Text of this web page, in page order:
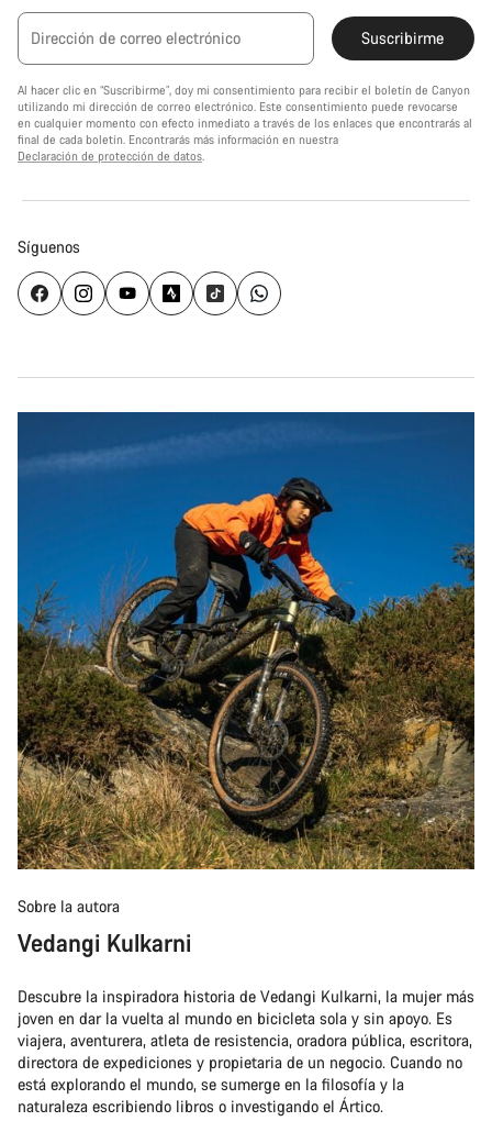
Dirección de correo electrónico Suscribirme
Al hacer clic en “Suscribirme”, doy mi consentimiento para recibir el boletín de Canyon
utilizando mi dirección de correo electrónico. Este consentimiento puede revocarse
en cualquier momento con efecto inmediato a través de los enlaces que encontrarás al
final de cada boletín. Encontrarás más información en nuestra
Declaración de protección de datos.
Síguenos
Sobre la autora
Vedangi Kulkarni
Descubre la inspiradora historia de Vedangi Kulkarni, la mujer más
joven en dar la vuelta al mundo en bicicleta sola y sin apoyo. Es
viajera, aventurera, atleta de resistencia, oradora pública, escritora,
directora de expediciones y propietaria de un negocio. Cuando no
está explorando el mundo, se sumerge en la filosofía y la
naturaleza escribiendo libros o investigando el Ártico.